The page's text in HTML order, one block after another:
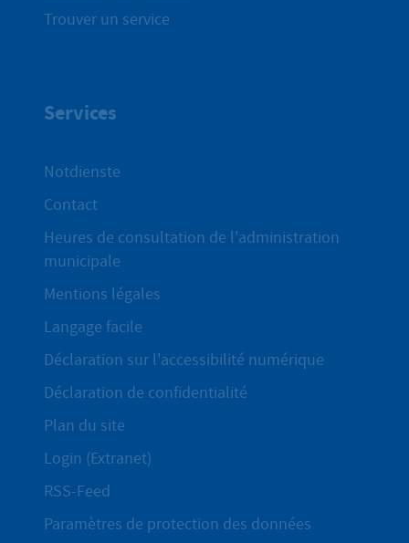
Trouver un service
Services
Notdienste
Contact
Heures de consultation de l'administration
municipale
Mentions légales
Langage facile
Déclaration sur l'accessibilité numérique
Déclaration de confidentialité
Plan du site
Login (Extranet)
RSS-Feed
Paramètres de protection des données